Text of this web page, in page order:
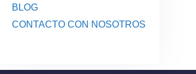
BLOG
CONTACTO CON NOSOTROS